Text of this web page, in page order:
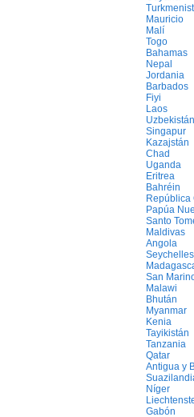
Mauricio
Malí
Togo
Bahamas
Nepal
Jordania
Barbados
Fiyi
Laos
Uzbekistán
Singapur
Kazajstán
Chad
Uganda
Eritrea
Bahréin
República
Papúa
Santo
Maldivas
Angola
Seychelles
San
Malawi
Bhután
Myanmar
Kenia
Tayikistán
Tanzania
Qatar
Antigua y
Níger
Gabón